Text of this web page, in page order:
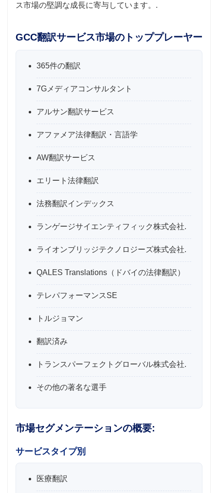
ス市場の堅調な成長に寄与しています。.
GCC翻訳サービス市場のトッププレーヤー
365件の翻訳
7Gメディアコンサルタント
アルサン翻訳サービス
アファメア法律翻訳・言語学
AW翻訳サービス
エリート法律翻訳
法務翻訳インデックス
ランゲージサイエンティフィック株式会社.
ライオンブリッジテクノロジーズ株式会社.
QALES Translations（ドバイの法律翻訳）
テレパフォーマンスSE
トルジョマン
翻訳済み
トランスパーフェクトグローバル株式会社.
その他の著名な選手
市場セグメンテーションの概要:
サービスタイプ別
医療翻訳